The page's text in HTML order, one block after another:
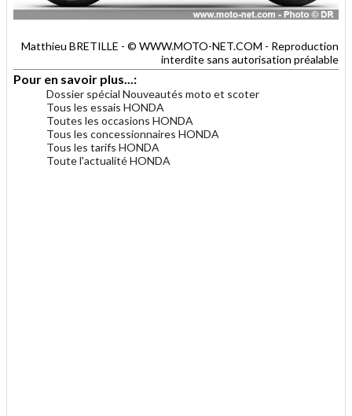
Matthieu BRETILLE - © WWW.MOTO-NET.COM - Reproduction
interdite sans autorisation préalable
Pour en savoir plus...:
Dossier spécial Nouveautés moto et scoter
Tous les essais HONDA
Toutes les occasions HONDA
Tous les concessionnaires HONDA
Tous les tarifs HONDA
Toute l'actualité HONDA